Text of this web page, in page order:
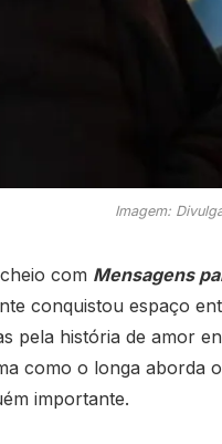
Imagem:
com Mensagens
conquistou espaço
pela história de amor
como o longa aborda
importante.